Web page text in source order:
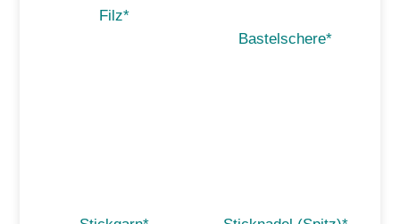
Filz*
Bastelschere*